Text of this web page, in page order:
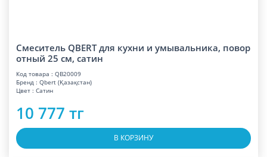
Смеситель QBERT для кухни и умывальника, повор
отный 25 см, сатин
Код товара : QB20009
Бренд : Qbert (Қазақстан)
Цвет : Сатин
10 777 тг
В КОРЗИНУ